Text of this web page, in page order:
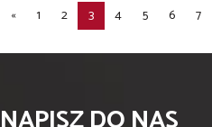
« 1 2 3 4 5 6 7